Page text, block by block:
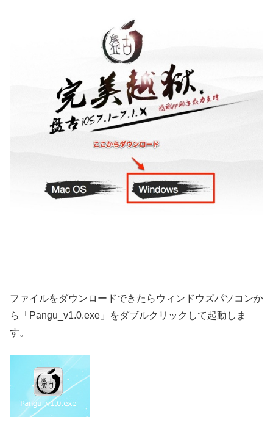
ファイルをダウンロードできたらウィンドウズパソコンか
ら「Pangu_v1.0.exe」をダブルクリックして起動しま
す。